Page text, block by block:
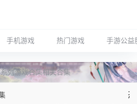
手机游戏 热门游戏 手游公益
列游戏合集相关合集
恐